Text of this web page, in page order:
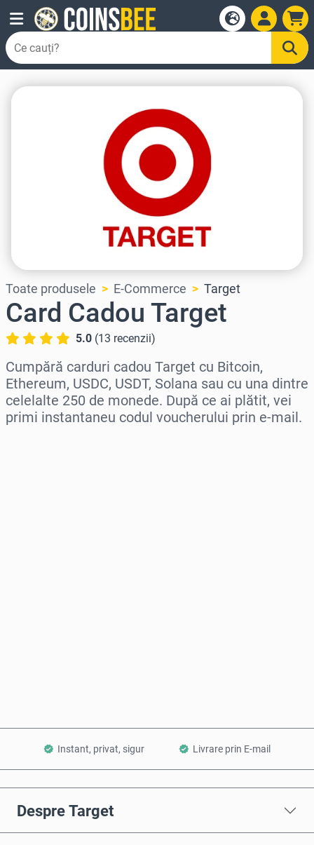
Toate produsele E-Commerce Target
Card Cadou Target
5.0 (13 recenzii)
Cumpără carduri cadou Target cu Bitcoin,
Ethereum, USDC, USDT, Solana sau cu una dintre
celelalte 250 de monede. După ce ai plătit, vei
primi instantaneu codul voucherului prin e-mail.
Instant, privat, sigur Livrare prin E-mail
Despre Target